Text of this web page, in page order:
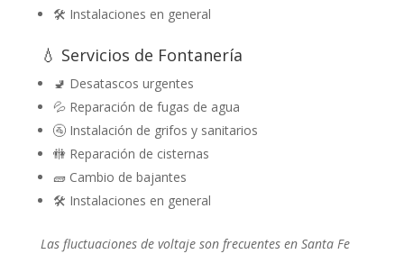
🛠️ Instalaciones en general
💧 Servicios de Fontanería
🚽 Desatascos urgentes
💦 Reparación de fugas de agua
🚰 Instalación de grifos y sanitarios
🚻 Reparación de cisternas
🧱 Cambio de bajantes
🛠️ Instalaciones en general
Las fluctuaciones de voltaje son frecuentes en Santa Fe